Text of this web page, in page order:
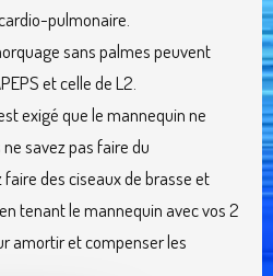
pulmonaire.
sans palmes peuvent
et celle de L2.
exigé que le mannequin ne
savez pas faire du
des ciseaux de brasse et
tenant le mannequin avec vos 2
amortir et compenser les